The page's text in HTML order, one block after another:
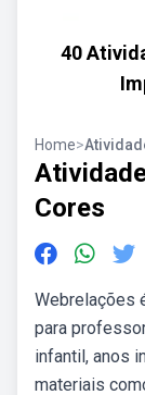
40
Home>
Cores
Webrelações
para
infantil, anos
materiais